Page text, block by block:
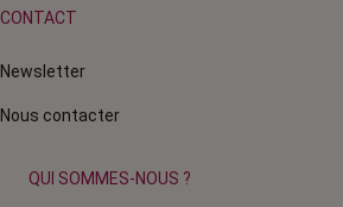
CONTACT
Newsletter
Nous contacter
QUI SOMMES-NOUS ?